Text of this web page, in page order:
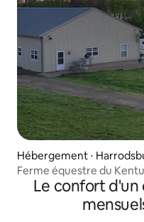
Hébergement ⋅
Ferme équestre du
Le confort d'un